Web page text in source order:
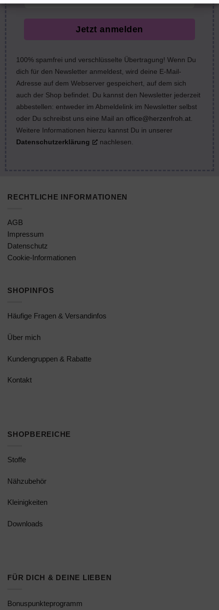
Jetzt anmelden
100% spamfrei und verschlüsselte Übertragung! Wenn Du
dich für den Newsletter anmeldest, wird deine E-Mail-
Adresse auf dem Webserver gespeichert, auf dem sich
auch der Shop befindet. Du kannst den Newsletter jederzeit
abbestellen: entweder im Abmeldelink im Newsletter selbst
oder Du schreibst uns eine Mail an office@herzenfroh.at
Weitere Informationen hierzu kannst Du in unserer
Datenschutzerklärung
nachlesen.
RECHTLICHE INFORMATIONEN
AGB
Impressum
Datenschutz
Cookie-Informationen
SHOPINFOS
Häufige Fragen & Versandinfos
Über mich
Kundengruppen & Rabatte
Kontakt
SHOPBEREICHE
Stoffe
Nähzubehör
Kleinigkeiten
Downloads
FÜR DICH & DEINE LIEBEN
Bonuspunkteprogramm